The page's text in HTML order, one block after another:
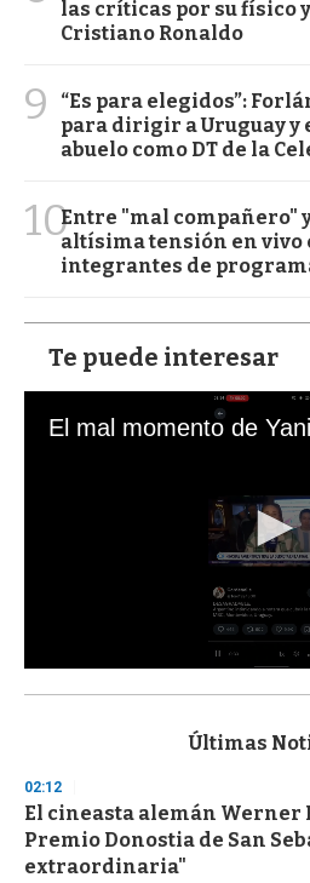
las críticas por su físico
Cristiano Ronaldo
9
“Es para elegidos”:
para dirigir a Uruguay y
abuelo como DT de la
10Entre "mal compañero"
altísima tensión en vivo
integrantes de
Te puede interesar
s
d
s
o
f
3
Últimas
02:12
El cineasta alemán
Premio Donostia de San
extraordinaria"